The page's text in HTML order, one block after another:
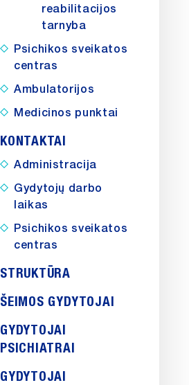
reabilitacijos
tarnyba
Psichikos sveikatos
centras
Ambulatorijos
Medicinos punktai
KONTAKTAI
Administracija
Gydytojų darbo
laikas
Psichikos sveikatos
centras
STRUKTŪRA
ŠEIMOS GYDYTOJAI
GYDYTOJAI
PSICHIATRAI
GYDYTOJAI